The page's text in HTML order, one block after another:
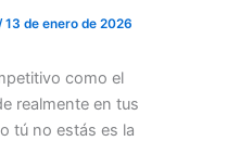
/13 de enero de 2026
como el
realmente en tus
tú no estás es la